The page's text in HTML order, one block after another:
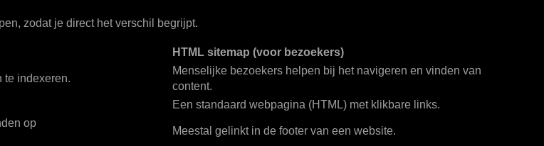
zodat je direct het verschil begrijpt.
HTML sitemap (voor bezoekers)
te indexeren.
Menselijke bezoekers helpen bij het navigeren en vinden van
content.
Een standaard webpagina (HTML) met klikbare links.
op
Meestal gelinkt in de footer van een website.